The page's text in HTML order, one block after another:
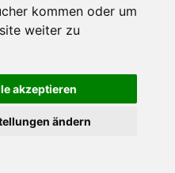
kommen oder um
weiter zu
akzeptieren
ändern